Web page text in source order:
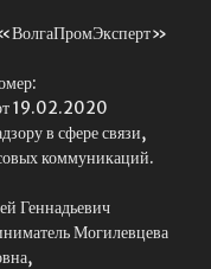
19.02.2020
в сфере связи,
коммуникаций.
Геннадьевич
Могилевцева